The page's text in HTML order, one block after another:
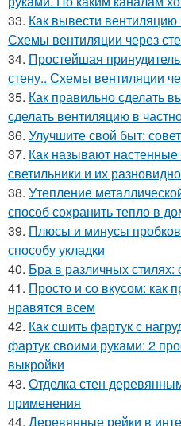
33. Как вывести вентиляцию
Схемы вентиляции через
34. Простейшая
стену.. Схемы вентиляции
35. Как правильно сделать
сделать вентиляцию в
36. Улучшите свой быт:
37. Как называют
светильники и их
38. Утепление
способ сохранить тепло в
39. Плюсы и минусы
способу укладки
40. Бра в различных стилях:
41. Просто и со вкусом: как
нравятся всем
42. Как сшить фартук с
фартук своими руками: 2
выкройки
43. Отделка стен
применения
44. Деревянные рейки в